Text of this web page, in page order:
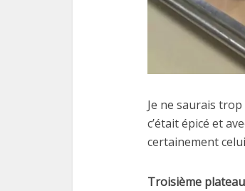
Je ne saurais
c’était épicé et
certainement
Troisième